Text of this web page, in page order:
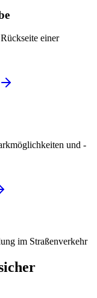
einer
und -
im Straßenverkehr